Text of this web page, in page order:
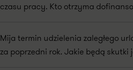
czasu pracy. Kto otrzyma
Mija termin udzielenia zaległego
za poprzedni rok. Jakie będą skutki